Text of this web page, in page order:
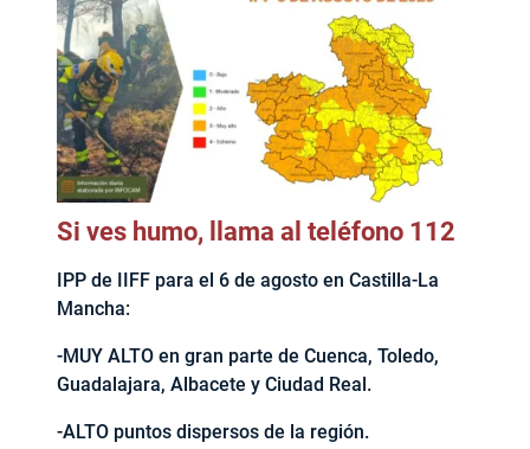
Si ves humo, llama al teléfono 112
IPP de IIFF para el 6 de agosto en Castilla-La
Mancha:
-MUY ALTO en gran parte de Cuenca, Toledo,
Guadalajara, Albacete y Ciudad Real.
-ALTO puntos dispersos de la región.